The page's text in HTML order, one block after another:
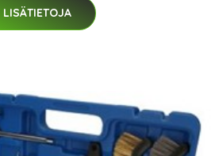
LISÄTIETOJA